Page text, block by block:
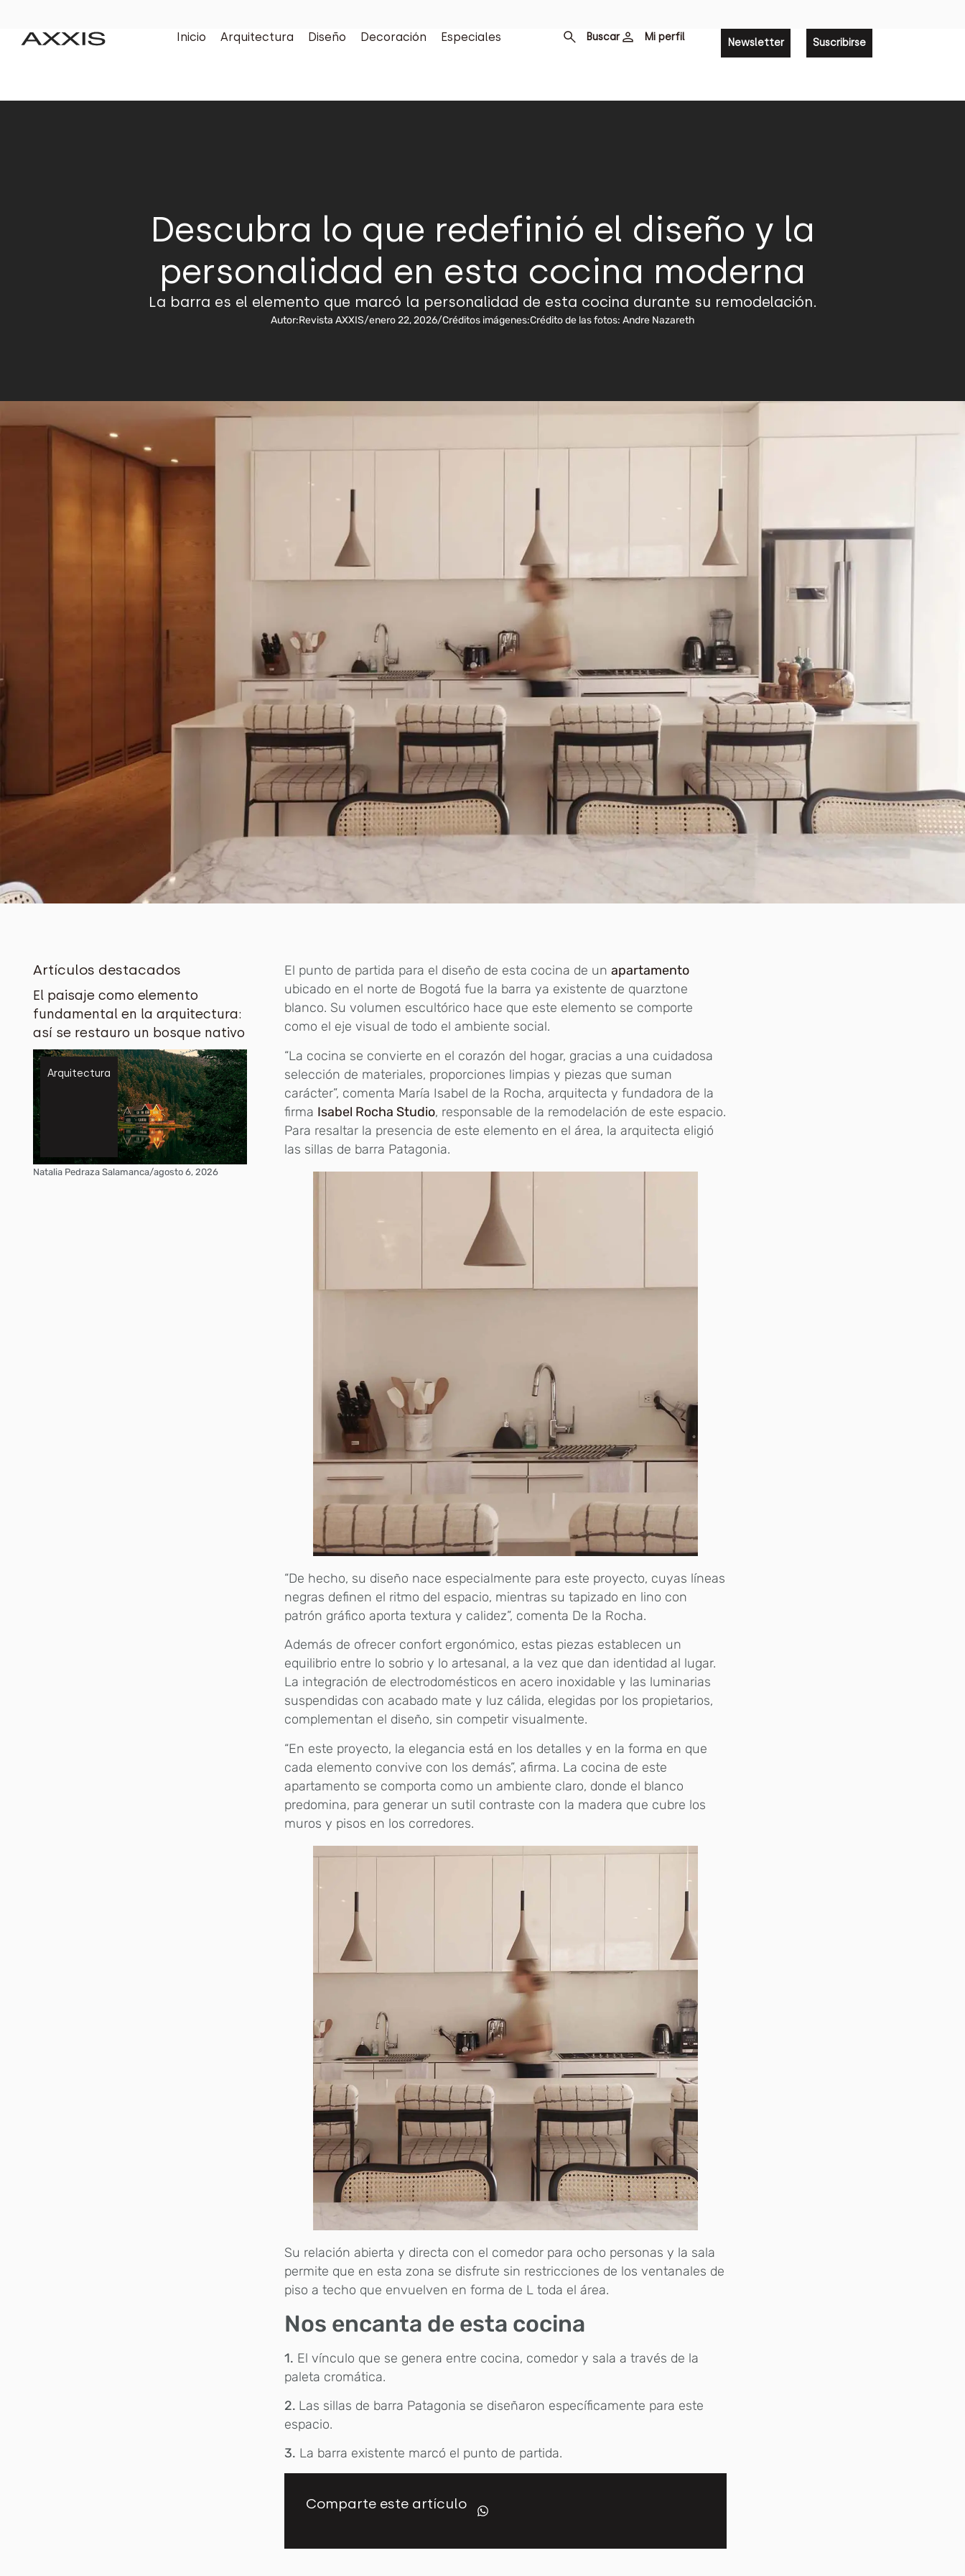
Inicio Arquitectura Diseño Decoración Especiales Buscar Mi perfil Newsletter Suscribirse
Descubra lo que redefinió el diseño y la
personalidad en esta cocina moderna
La barra es el elemento que marcó la personalidad de esta cocina durante su remodelación.
Autor:Revista AXXIS/enero 22, 2026/Créditos imágenes:Crédito de las fotos: Andre Nazareth
Artículos destacados
El paisaje como elemento
fundamental en la arquitectura:
así se restauro un bosque nativo
Arquitectura
Natalia Pedraza Salamanca/agosto 6, 2026
El punto de partida para el diseño de esta cocina de unapartamento
ubicado en el norte de Bogotá fue la barra ya existente de quarztone
blanco. Su volumen escultórico hace que este elemento se comporte
como el eje visual de todo el ambiente social.
“La cocina se convierte en el corazón del hogar, gracias a una cuidadosa
selección de materiales, proporciones limpias y piezas que suman
carácter”, comenta María Isabel de la Rocha, arquitecta y fundadora de la
firma Isabel Rocha Studio, responsable de la remodelación de este espacio.
Para resaltar la presencia de este elemento en el área, la arquitecta eligió
las sillas de barra Patagonia.
“De hecho, su diseño nace especialmente para este proyecto, cuyas líneas
negras definen el ritmo del espacio, mientras su tapizado en lino con
patrón gráfico aporta textura y calidez”, comenta De la Rocha.
Además de ofrecer confort ergonómico, estas piezas establecen un
equilibrio entre lo sobrio y lo artesanal, a la vez que dan identidad al lugar.
La integración de electrodomésticos en acero inoxidable y las luminarias
suspendidas con acabado mate y luz cálida, elegidas por los propietarios,
complementan el diseño, sin competir visualmente.
“En este proyecto, la elegancia está en los detalles y en la forma en que
cada elemento convive con los demás”, afirma. La cocina de este
apartamento se comporta como un ambiente claro, donde el blanco
predomina, para generar un sutil contraste con la madera que cubre los
muros y pisos en los corredores.
Su relación abierta y directa con el comedor para ocho personas y la sala
permite que en esta zona se disfrute sin restricciones de los ventanales de
piso a techo que envuelven en forma de L toda el área.
Nos encanta de esta cocina
1. El vínculo que se genera entre cocina, comedor y sala a través de la
paleta cromática.
2. Las sillas de barra Patagonia se diseñaron específicamente para este
espacio.
3. La barra existente marcó el punto de partida.
Comparte este artículo